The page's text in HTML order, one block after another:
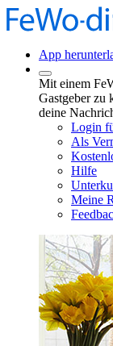
App
Mit einem
Gastgeber zu
deine
Login
Als
Hilfe
Meine